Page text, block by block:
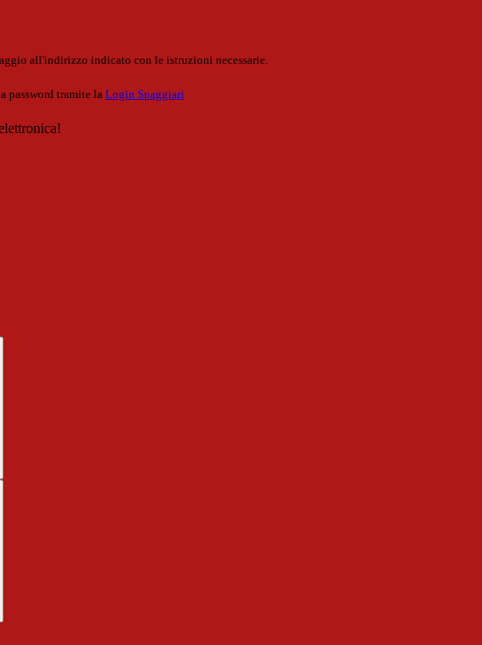
all'indirizzo indicato con le istruzioni necessarie.
password tramite la Login Spaggiari